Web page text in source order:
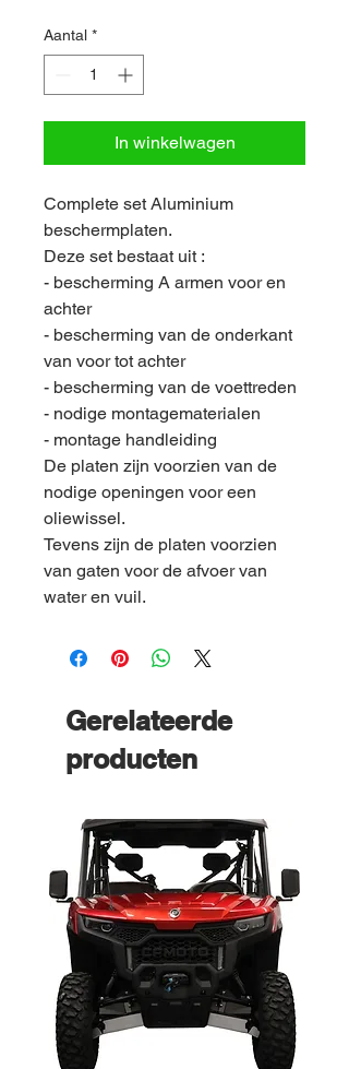
Aantal *
In winkelwagen
Complete set Aluminium
beschermplaten.
Deze set bestaat uit :
- bescherming A armen voor en
achter
- bescherming van de onderkant
van voor tot achter
- bescherming van de voettreden
- nodige montagematerialen
- montage handleiding
De platen zijn voorzien van de
nodige openingen voor een
oliewissel.
Tevens zijn de platen voorzien
van gaten voor de afvoer van
water en vuil.
Gerelateerde
producten